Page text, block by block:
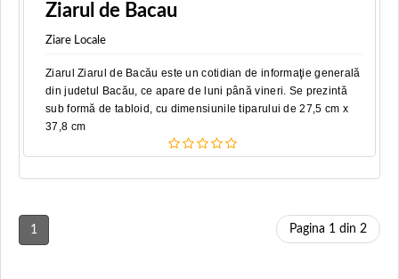
Ziarul de Bacau
Ziare Locale
Ziarul Ziarul de Bacău este un cotidian de informaţie generală
din judetul Bacău, ce apare de luni până vineri. Se prezintă
sub formă de tabloid, cu dimensiunile tiparului de 27,5 cm x
37,8 cm
1 Pagina 1 din 2